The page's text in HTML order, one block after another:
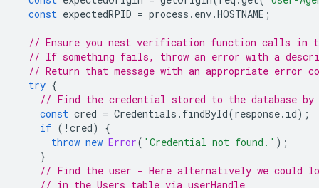
const expectedRPID = process . env.HOSTNAME ;
// Ensure you nest verification function calls in
// If something fails, throw an error with a
// Return that message with an appropriate error
try {
// Find the credential stored to the database
const cred = Credentials . findById(response. id);
if ( ! cred)
{
throw new Error( 'Credential not found.' );
}
// Find the user - Here alternatively we could
// in the Users table via userHandle